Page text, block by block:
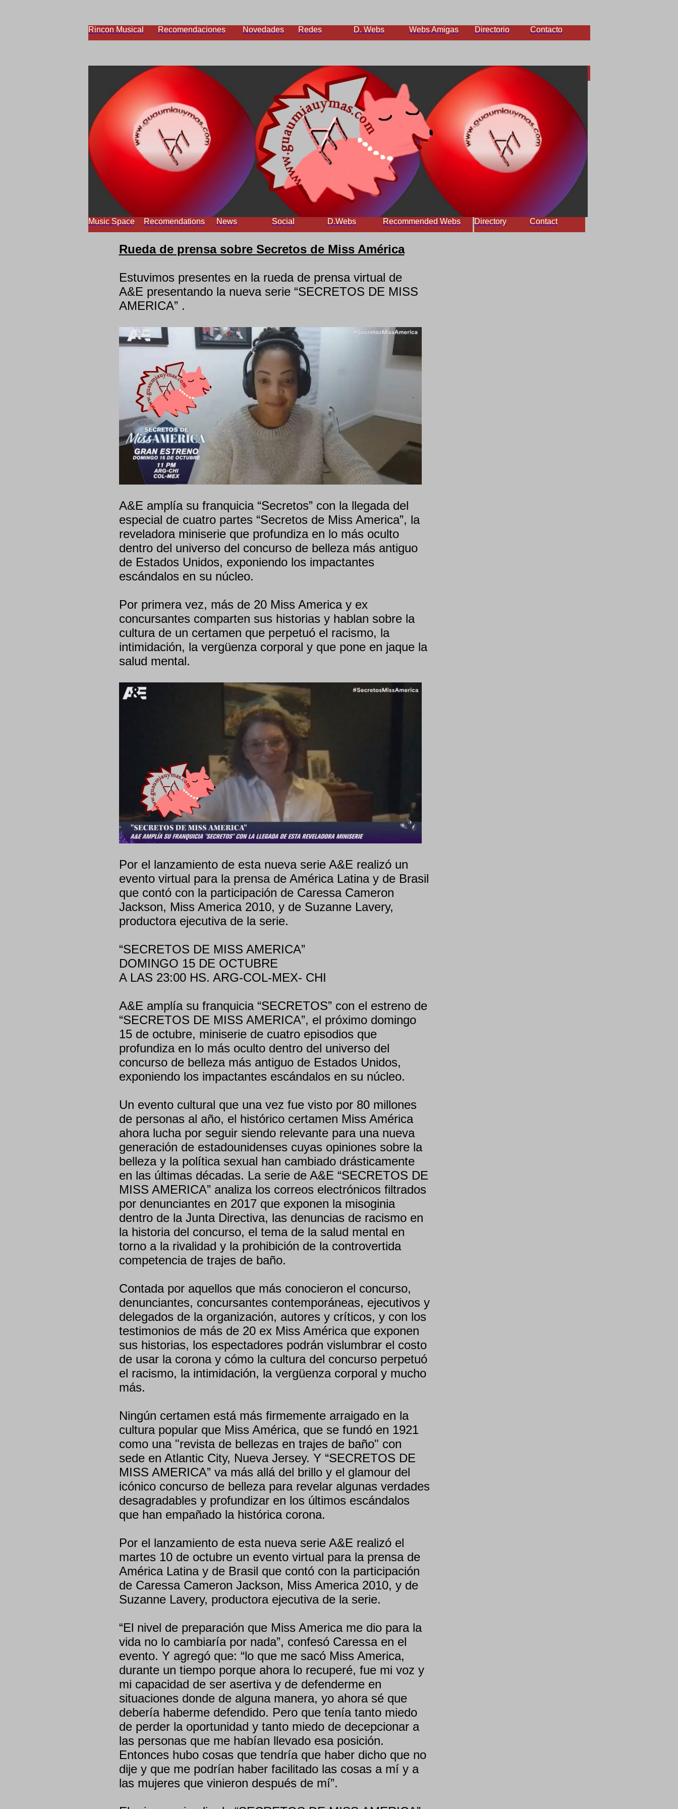
Rincon Musical Recomendaciones Novedades Redes D. Webs Webs Amigas Directorio Contacto
Music Space Recomendations News Social D.Webs Recommended Webs Directory Contact
Rueda de prensa sobre Secretos de Miss América
Estuvimos presentes en la rueda de prensa virtual de
A&E presentando la nueva serie “SECRETOS DE MISS
AMERICA” .
A&E amplía su franquicia “Secretos” con la llegada del
especial de cuatro partes “Secretos de Miss America”, la
reveladora miniserie que profundiza en lo más oculto
dentro del universo del concurso de belleza más antiguo
de Estados Unidos, exponiendo los impactantes
escándalos en su núcleo.
Por primera vez, más de 20 Miss America y ex
concursantes comparten sus historias y hablan sobre la
cultura de un certamen que perpetuó el racismo, la
intimidación, la vergüenza corporal y que pone en jaque la
salud mental.
Por el lanzamiento de esta nueva serie A&E realizó un
evento virtual para la prensa de América Latina y de Brasil
que contó con la participación de Caressa Cameron
Jackson, Miss America 2010, y de Suzanne Lavery,
productora ejecutiva de la serie.
“SECRETOS DE MISS AMERICA”
DOMINGO 15 DE OCTUBRE
A LAS 23:00 HS. ARG-COL-MEX- CHI
A&E amplía su franquicia “SECRETOS” con el estreno de
“SECRETOS DE MISS AMERICA”, el próximo domingo
15 de octubre, miniserie de cuatro episodios que
profundiza en lo más oculto dentro del universo del
concurso de belleza más antiguo de Estados Unidos,
exponiendo los impactantes escándalos en su núcleo.
Un evento cultural que una vez fue visto por 80 millones
de personas al año, el histórico certamen Miss América
ahora lucha por seguir siendo relevante para una nueva
generación de estadounidenses cuyas opiniones sobre la
belleza y la política sexual han cambiado drásticamente
en las últimas décadas. La serie de A&E “SECRETOS DE
MISS AMERICA” analiza los correos electrónicos filtrados
por denunciantes en 2017 que exponen la misoginia
dentro de la Junta Directiva, las denuncias de racismo en
la historia del concurso, el tema de la salud mental en
torno a la rivalidad y la prohibición de la controvertida
competencia de trajes de baño.
Contada por aquellos que más conocieron el concurso,
denunciantes, concursantes contemporáneas, ejecutivos y
delegados de la organización, autores y críticos, y con los
testimonios de más de 20 ex Miss América que exponen
sus historias, los espectadores podrán vislumbrar el costo
de usar la corona y cómo la cultura del concurso perpetuó
el racismo, la intimidación, la vergüenza corporal y mucho
más.
Ningún certamen está más firmemente arraigado en la
cultura popular que Miss América, que se fundó en 1921
como una "revista de bellezas en trajes de baño" con
sede en Atlantic City, Nueva Jersey. Y “SECRETOS DE
MISS AMERICA” va más allá del brillo y el glamour del
icónico concurso de belleza para revelar algunas verdades
desagradables y profundizar en los últimos escándalos
que han empañado la histórica corona.
Por el lanzamiento de esta nueva serie A&E realizó el
martes 10 de octubre un evento virtual para la prensa de
América Latina y de Brasil que contó con la participación
de Caressa Cameron Jackson, Miss America 2010, y de
Suzanne Lavery, productora ejecutiva de la serie.
“El nivel de preparación que Miss America me dio para la
vida no lo cambiaría por nada”, confesó Caressa en el
evento. Y agregó que: “lo que me sacó Miss America,
durante un tiempo porque ahora lo recuperé, fue mi voz y
mi capacidad de ser asertiva y de defenderme en
situaciones donde de alguna manera, yo ahora sé que
debería haberme defendido. Pero que tenía tanto miedo
de perder la oportunidad y tanto miedo de decepcionar a
las personas que me habían llevado esa posición.
Entonces hubo cosas que tendría que haber dicho que no
dije y que me podrían haber facilitado las cosas a mí y a
las mujeres que vinieron después de mí”.